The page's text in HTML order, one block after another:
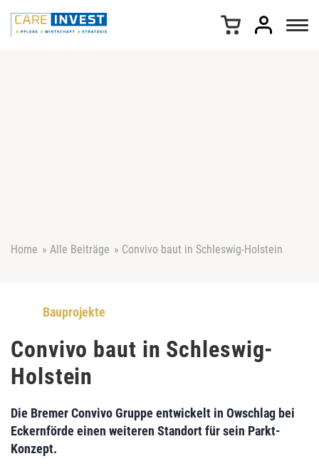
Home » Alle Beiträge » Convivo baut in Schleswig-Holstein
Bauprojekte
Convivo baut in Schleswig-
Holstein
Die Bremer Convivo Gruppe entwickelt in Owschlag bei
Eckernförde einen weiteren Standort für sein Parkt-
Konzept.